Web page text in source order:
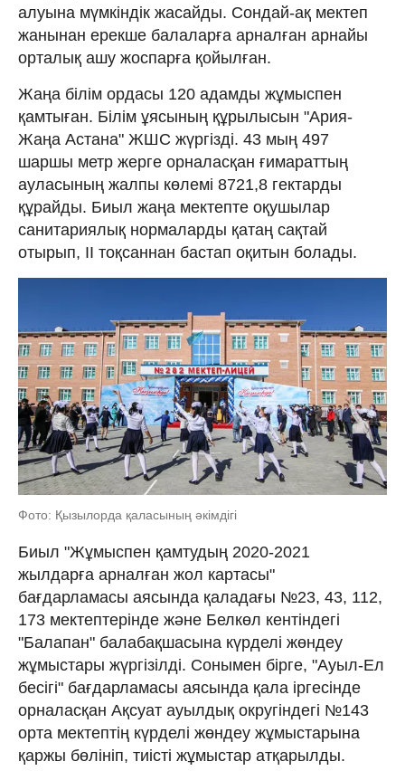
алуына мүмкіндік жасайды. Сондай-ақ мектеп
жанынан ерекше балаларға арналған арнайы
орталық ашу жоспарға қойылған.
Жаңа білім ордасы 120 адамды жұмыспен
қамтыған. Білім ұясының құрылысын "Ария-
Жаңа Астана" ЖШС жүргізді. 43 мың 497
шаршы метр жерге орналасқан ғимараттың
ауласының жалпы көлемі 8721,8 гектарды
құрайды. Биыл жаңа мектепте оқушылар
санитариялық нормаларды қатаң сақтай
отырып, II тоқсаннан бастап оқитын болады.
Фото: Қызылорда қаласының әкімдігі
Биыл "Жұмыспен қамтудың 2020-2021
жылдарға арналған жол картасы"
бағдарламасы аясында қаладағы №23, 43, 112,
173 мектептерінде және Белкөл кентіндегі
"Балапан" балабақшасына күрделі жөндеу
жұмыстары жүргізілді. Сонымен бірге, "Ауыл-Ел
бесігі" бағдарламасы аясында қала іргесінде
орналасқан Ақсуат ауылдық округіндегі №143
орта мектептің күрделі жөндеу жұмыстарына
қаржы бөлініп, тиісті жұмыстар атқарылды.